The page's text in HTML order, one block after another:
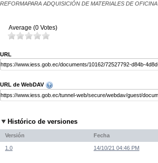
REFORMAPARA ADQUISICIÓN DE MATERIALES DE OFICINA
Average (0 Votes)
URL
URL de WebDAV
Histórico de versiones
Versión Fecha
1.0 14/10/21 04:46 PM